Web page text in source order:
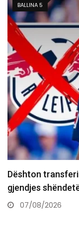
BALLINA 5
10 vjet nga e
në…
07/08/2026